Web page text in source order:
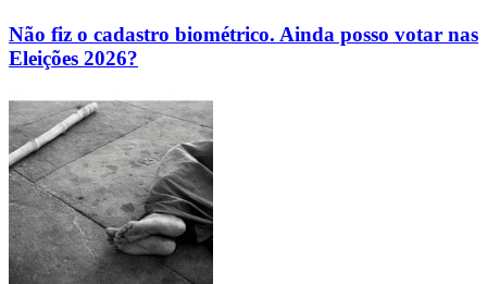
Não fiz o cadastro biométrico. Ainda posso votar nas
Eleições 2026?